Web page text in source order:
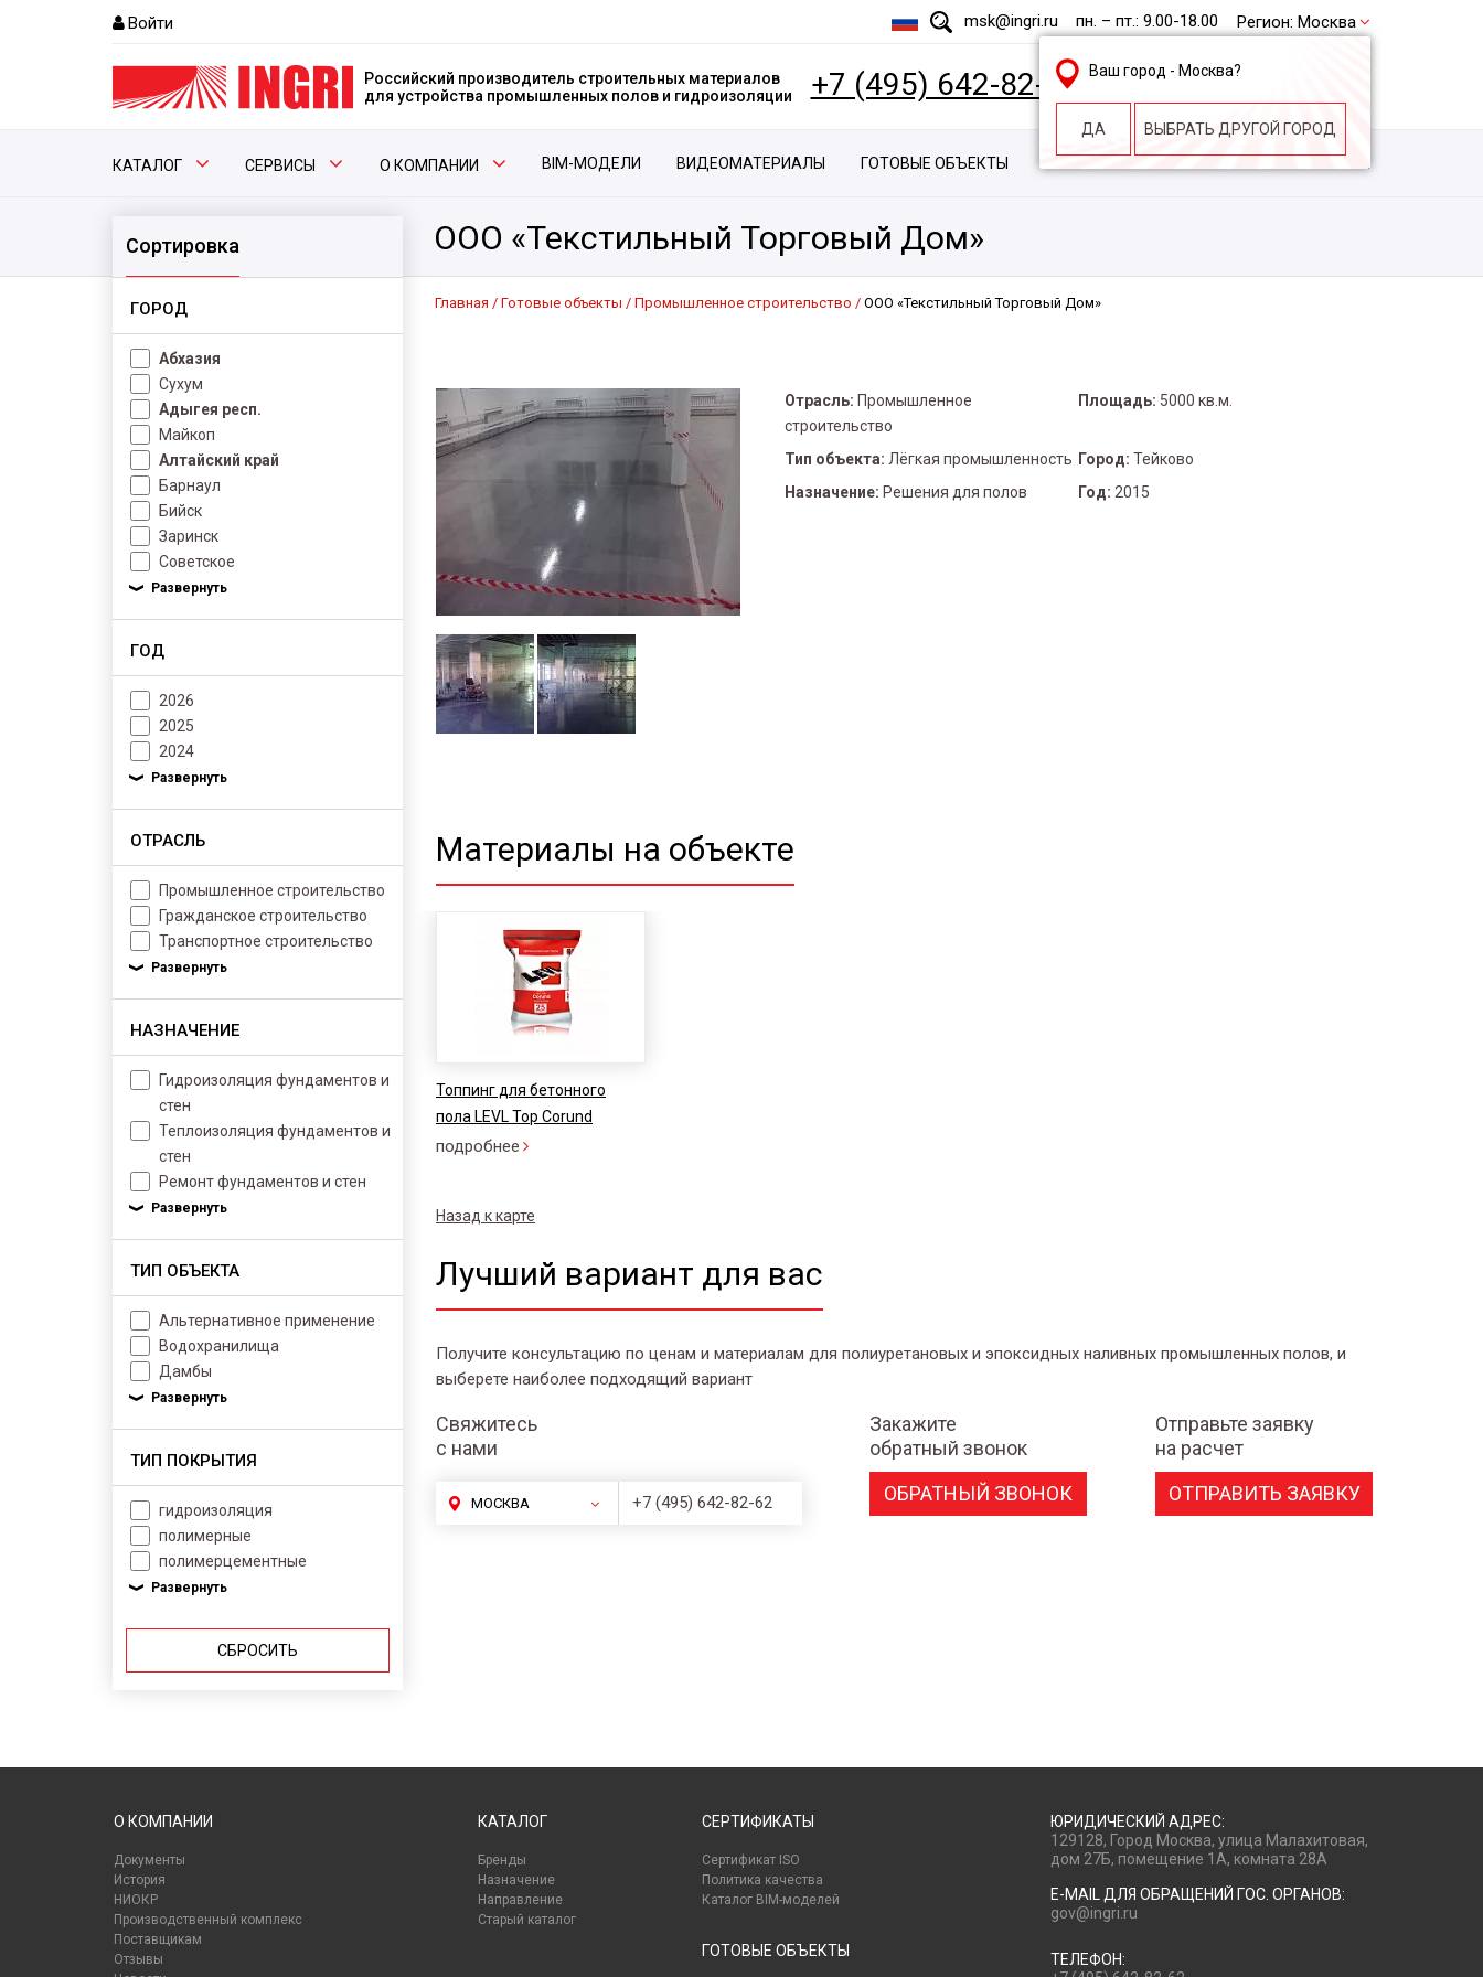
Войти msk@ingri.ru пн. – пт.: 9.00-18.00 Регион: Москва
Ваш город - Москва?
ДА ВЫБРАТЬ ДРУГОЙ ГОРОД
Российский производитель строительных материалов
для устройства промышленных полов и гидроизоляции
+7 (495) 642-82-62
КАТАЛОГ СЕРВИСЫ О КОМПАНИИ BIM-МОДЕЛИ ВИДЕОМАТЕРИАЛЫ ГОТОВЫЕ ОБЪЕКТЫ
ООО «Текстильный Торговый Дом»
Сортировка
ГОРОД
Абхазия
Сухум
Адыгея респ.
Майкоп
Алтайский край
Барнаул
Бийск
Заринск
Советское
ГОД
2026
2025
2024
ОТРАСЛЬ
Промышленное строительство
Гражданское строительство
Транспортное строительство
НАЗНАЧЕНИЕ
Гидроизоляция фундаментов и
стен
Теплоизоляция фундаментов и
стен
Ремонт фундаментов и стен
ТИП ОБЪЕКТА
Альтернативное применение
Водохранилища
Дамбы
ТИП ПОКРЫТИЯ
гидроизоляция
полимерные
полимерцементные
СБРОСИТЬ
Главная Готовые объекты Промышленное строительство ООО «Текстильный Торговый Дом»
Отрасль: Промышленное
строительство
Площадь: 5000 кв.м.
Тип объекта: Лёгкая промышленность Город: Тейково
Назначение: Решения для полов Год: 2015
Материалы на объекте
Топпинг для бетонного
пола LEVL Top Corund
подробнее
Назад к карте
Лучший вариант для вас
Получите консультацию по ценам и материалам для полиуретановых и эпоксидных наливных промышленных полов, и
выберете наиболее подходящий вариант
Свяжитесь
с нами
МОСКВА +7 (495) 642-82-62
Закажите
обратный звонок
ОБРАТНЫЙ ЗВОНОК
Отправьте заявку
на расчет
ОТПРАВИТЬ ЗАЯВКУ
О КОМПАНИИ
Документы
История
НИОКР
Производственный комплекс
Поставщикам
Отзывы
КАТАЛОГ
Бренды
Назначение
Направление
Старый каталог
СЕРТИФИКАТЫ
Сертификат ISO
Политика качества
Каталог BIM-моделей
ГОТОВЫЕ ОБЪЕКТЫ
ЮРИДИЧЕСКИЙ АДРЕС:
129128, Город Москва, улица Малахитовая,
дом 27Б, помещение 1А, комната 28А
E-MAIL ДЛЯ ОБРАЩЕНИЙ ГОС. ОРГАНОВ:
gov@ingri.ru
ТЕЛЕФОН: